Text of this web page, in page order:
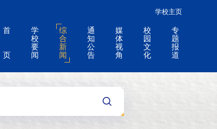
学校主页
首
页
学
校
要
闻
综
合
新
闻
通
知
公
告
媒
体
视
角
校
园
文
化
专
题
报
道